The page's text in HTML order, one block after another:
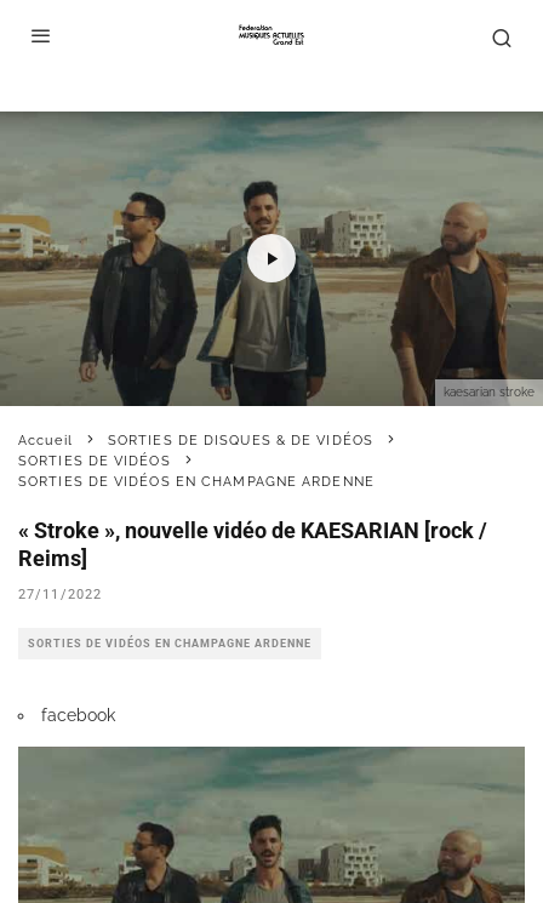
kaesarian stroke
Accueil
SORTIES DE DISQUES & DE VIDÉOS
SORTIES DE VIDÉOS
SORTIES DE VIDÉOS EN CHAMPAGNE ARDENNE
« Stroke », nouvelle vidéo de KAESARIAN [rock /
Reims]
27/11/2022
SORTIES DE VIDÉOS EN CHAMPAGNE ARDENNE
facebook